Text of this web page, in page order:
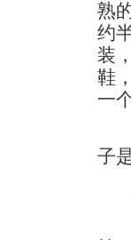
熟
约
装
鞋
一
本
子
王